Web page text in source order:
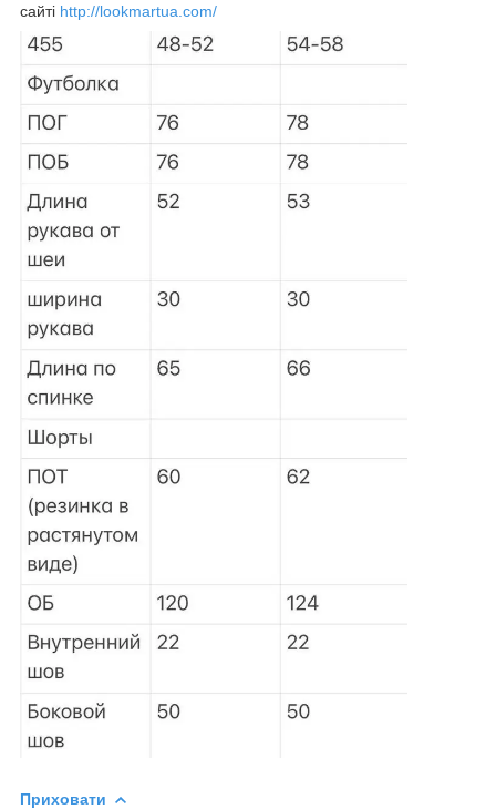
сайті http://lookmartua.com/
Приховати